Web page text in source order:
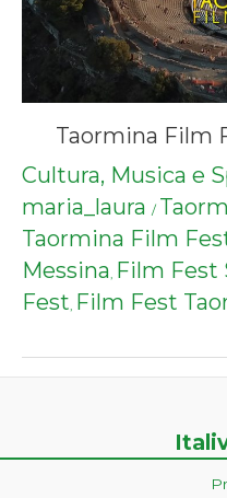
Taormina Film
Cultura, Musica e
maria_laura /
Taormina Film
Messina, Film Fest
Fest, Film Fest